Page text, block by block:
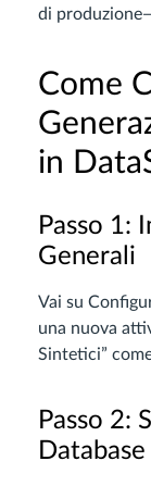
di
Come
in
Passo 1:
Generali
Vai su
una nuova
Sintetici”
Passo 2:
Database